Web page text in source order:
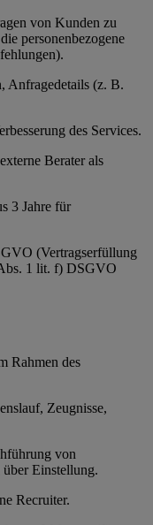
von Kunden zu
personenbezogene
Anfragedetails (z. B.
des Services.
Berater als
3 Jahre für
(Vertragserfüllung
1 lit. f) DSGVO
Rahmen des
Zeugnisse,
von
Einstellung.
Recruiter.